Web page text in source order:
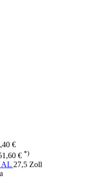
€
€ *)
AL 27,5 Zoll